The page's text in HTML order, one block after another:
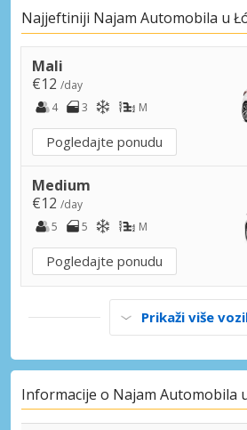
Najjeftiniji Najam Automobila u
Mali
€12 /day
4
3 M
Pogledajte ponudu
Medium
€12 /day
5
5 M
Pogledajte ponudu
Prikaži više
Informacije o Najam Automobila